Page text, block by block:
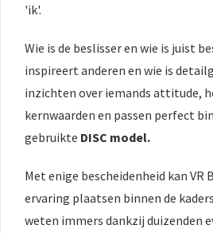
'ik'.
Wie is de beslisser en wie is juist
inspireert anderen en wie is
inzichten over iemands attitude,
kernwaarden en passen perfect
gebruikte DISC model.
Met enige bescheidenheid kan VR
ervaring plaatsen binnen de
weten immers dankzij duizenden